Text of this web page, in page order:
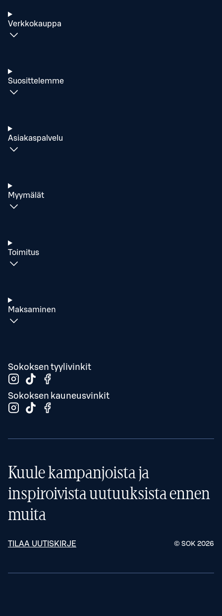
Verkkokauppa
Suosittelemme
Asiakaspalvelu
Myymälät
Toimitus
Maksaminen
Sokoksen tyylivinkit
Sokoksen kauneusvinkit
Kuule kampanjoista ja
inspiroivista uutuuksista ennen
muita
TILAA UUTISKIRJE © SOK 2026